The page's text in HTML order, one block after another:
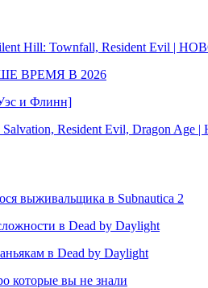
Hill: Townfall, Resident Evil |
ВРЕМЯ В 2026
и Флинн]
Salvation, Resident Evil, Dragon
выживальщика в Subnautica 2
в Dead by Daylight
в Dead by Daylight
которые вы не знали